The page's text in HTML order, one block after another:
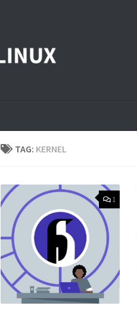
TAG: KERNEL
1